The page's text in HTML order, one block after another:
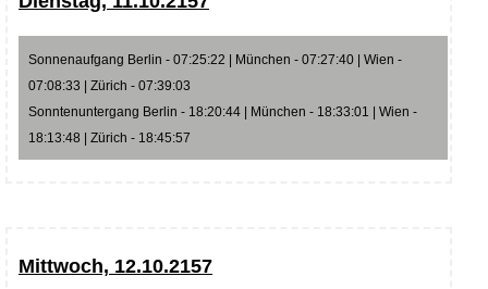
Sonnenaufgang Berlin - 07:25:22 | München - 07:27:40 | Wien -
07:08:33 | Zürich - 07:39:03
Sonntenuntergang Berlin - 18:20:44 | München - 18:33:01 | Wien -
18:13:48 | Zürich - 18:45:57
Mittwoch, 12.10.2157